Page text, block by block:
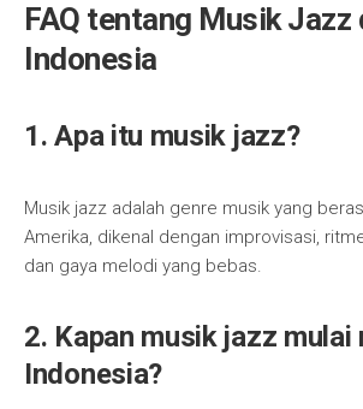
FAQ tentang Musik Jazz
Indonesia
1. Apa itu musik jazz?
Musik jazz adalah genre musik yang
Amerika, dikenal dengan improvisasi,
dan gaya melodi yang bebas.
2. Kapan musik jazz mulai
Indonesia?